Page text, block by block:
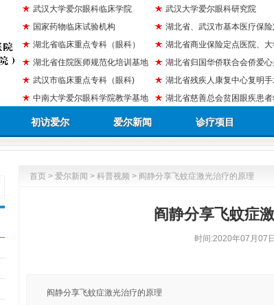
武汉大学爱尔眼科临床学院
国家药物临床试验机构
湖北省临床重点专科（眼科）
湖北省住院医师规范化培训基地
武汉市临床重点专科（眼科)
中南大学爱尔眼科学院教学基地
武汉大学爱尔眼科研究院
湖北省、武汉市基本医疗保
湖北省商业保险定点医院、
湖北省归国华侨联合会侨爱
湖北省残疾人康复中心复明
湖北省慈善总会贫困眼疾患
初访爱尔 爱尔新闻 诊疗项目
首页 > 爱尔新闻 > 科普视频 > 阎静分享飞蚊症激光治疗的原理
阎静分享飞蚊症
时间:2020年07月07日
阎静分享飞蚊症激光治疗的原理